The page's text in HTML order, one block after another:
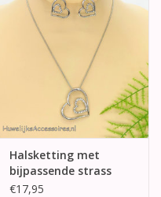
Halsketting met
bijpassende strass
hart oorbellen
€17,95